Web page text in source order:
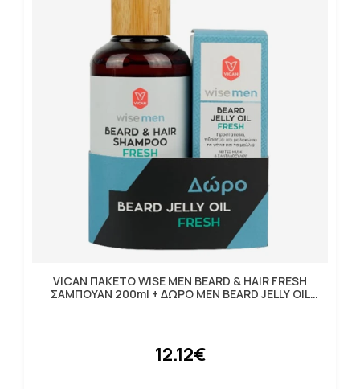
VICAN ΠΑΚΕΤΟ WISE MEN BEARD & HAIR FRESH
ΣΑΜΠΟΥΑΝ 200ml + ΔΩΡΟ MEN BEARD JELLY OIL
12.12€